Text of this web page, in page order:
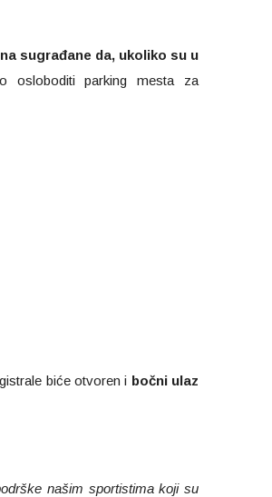
sugrađane da, ukoliko su u
osloboditi parking mesta za
biće otvoren i bočni ulaz
našim sportistima koji su